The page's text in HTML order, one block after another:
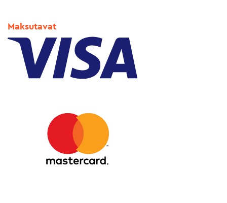
Maksutavat